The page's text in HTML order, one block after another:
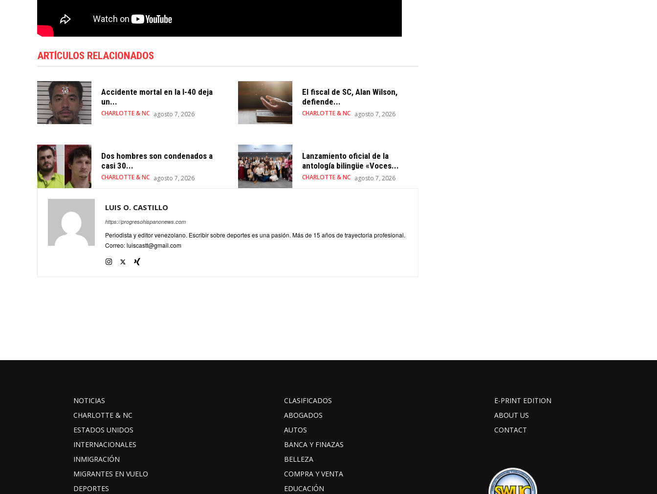
ARTÍCULOS RELACIONADOS
Accidente mortal en la I-40 deja
un...
CHARLOTTE & NC agosto 7, 2026
El fiscal de SC, Alan Wilson,
defiende...
CHARLOTTE & NC agosto 7, 2026
Dos hombres son condenados a
casi 30...
CHARLOTTE & NC agosto 7, 2026
Lanzamiento oficial de la
antología bilingüe «Voces...
CHARLOTTE & NC agosto 7, 2026
LUIS O. CASTILLO
https://progresohispanonews.com
Periodista y editor venezolano. Escribir sobre deportes es una pasión. Más de 15 años de trayectoria profesional.
Correo: luiscastt@gmail.com
NOTICIAS
CHARLOTTE & NC
ESTADOS UNIDOS
INTERNACIONALES
INMIGRACIÓN
MIGRANTES EN VUELO
DEPORTES
CLASIFICADOS
ABOGADOS
AUTOS
BANCA Y FINAZAS
BELLEZA
COMPRA Y VENTA
EDUCACIÓN
E-PRINT EDITION
ABOUT US
CONTACT